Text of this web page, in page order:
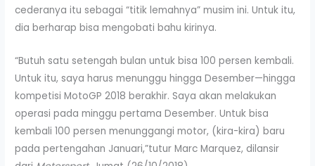
cederanya itu sebagai “titik lemahnya” musim ini. Untuk itu,
dia berharap bisa mengobati bahu kirinya.
“Butuh satu setengah bulan untuk bisa 100 persen kembali.
Untuk itu, saya harus menunggu hingga Desember—hingga
kompetisi MotoGP 2018 berakhir. Saya akan melakukan
operasi pada minggu pertama Desember. Untuk bisa
kembali 100 persen menunggangi motor, (kira-kira) baru
pada pertengahan Januari,”tutur Marc Marquez, dilansir